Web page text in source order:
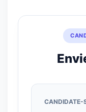
CANDIDATE-